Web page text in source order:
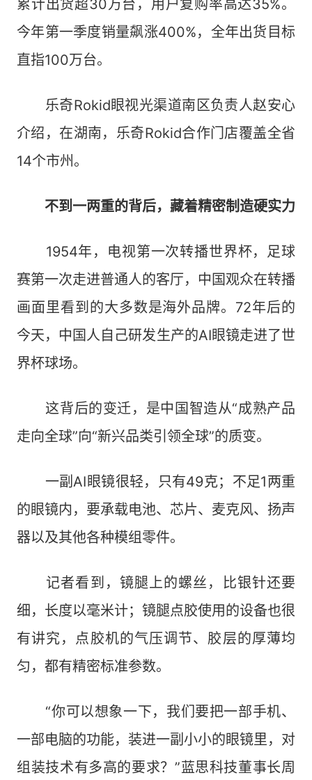
累计出货超30万台，用户复购率高达35%。
今年第一季度销量飙涨400%，全年出货目标
直指100万台。
乐奇Rokid眼视光渠道南区负责人赵安心
介绍，在湖南，乐奇Rokid合作门店覆盖全省
14个市州。
不到一两重的背后，藏着精密制造硬实力
1954年，电视第一次转播世界杯，足球
赛第一次走进普通人的客厅，中国观众在转播
画面里看到的大多数是海外品牌。72年后的
今天，中国人自己研发生产的AI眼镜走进了世
界杯球场。
这背后的变迁，是中国智造从“成熟产品
走向全球”向“新兴品类引领全球”的质变。
一副AI眼镜很轻，只有49克；不足1两重
的眼镜内，要承载电池、芯片、麦克风、扬声
器以及其他各种模组零件。
记者看到，镜腿上的螺丝，比银针还要
细，长度以毫米计；镜腿点胶使用的设备也很
有讲究，点胶机的气压调节、胶层的厚薄均
匀，都有精密标准参数。
“你可以想象一下，我们要把一部手机、
一部电脑的功能，装进一副小小的眼镜里，对
组装技术有多高的要求？”蓝思科技董事长周